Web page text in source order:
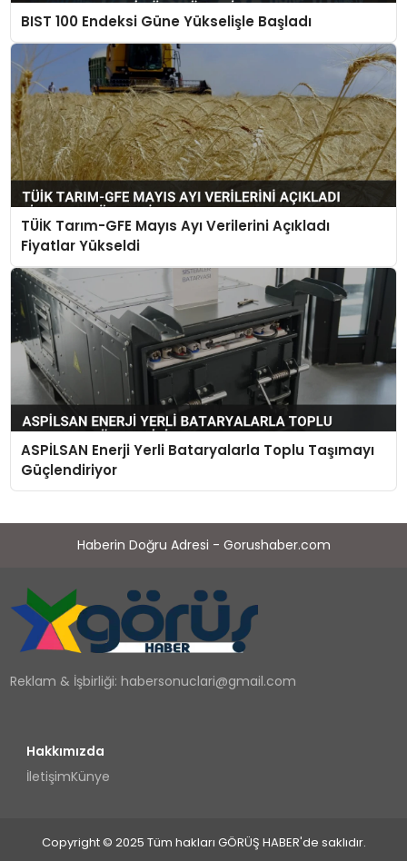
BIST 100 Endeksi Güne Yükselişle Başladı
TÜİK Tarım-GFE Mayıs Ayı Verilerini Açıkladı
Fiyatlar Yükseldi
ASPİLSAN Enerji Yerli Bataryalarla Toplu Taşımayı
Güçlendiriyor
Haberin Doğru Adresi - Gorushaber.com
Reklam & İşbirliği:habersonuclari@gmail.com
Hakkımızda
İletişimKünye
Copyright © 2025 Tüm hakları GÖRÜŞ HABER'de saklıdır.